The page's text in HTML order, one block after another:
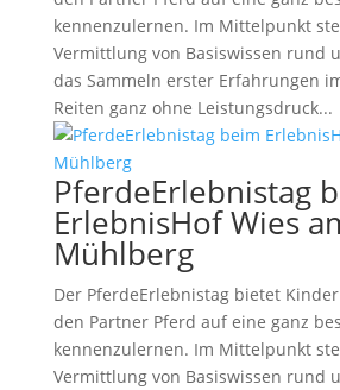
kennenzulernen. Im Mittelpunkt
Vermittlung von Basiswissen rund
das Sammeln erster Erfahrungen
Reiten ganz ohne Leistungsdruck...
PferdeErlebnistag
ErlebnisHof Wies
Mühlberg
Der PferdeErlebnistag bietet
den Partner Pferd auf eine ganz
kennenzulernen. Im Mittelpunkt
Vermittlung von Basiswissen rund